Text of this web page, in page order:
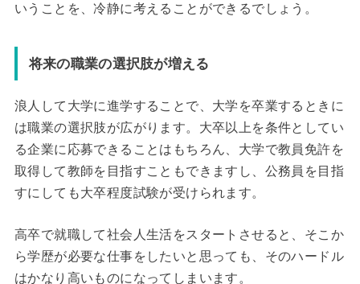
いうことを、冷静に考えることができるでしょう。
将来の職業の選択肢が増える
浪人して大学に進学することで、大学を卒業するときに
は職業の選択肢が広がります。大卒以上を条件としてい
る企業に応募できることはもちろん、大学で教員免許を
取得して教師を目指すこともできますし、公務員を目指
すにしても大卒程度試験が受けられます。
高卒で就職して社会人生活をスタートさせると、そこか
ら学歴が必要な仕事をしたいと思っても、そのハードル
はかなり高いものになってしまいます。